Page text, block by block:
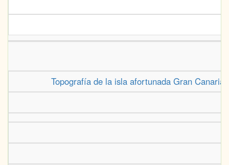
Topografía de la isla afortunada Gran